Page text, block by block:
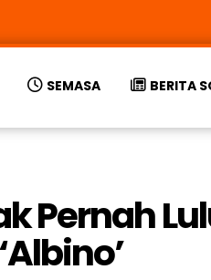
SEMASA BERITA
Pernah